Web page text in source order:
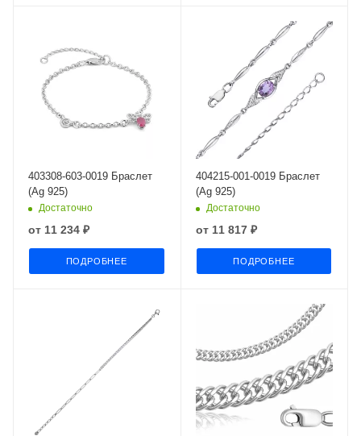
403308-603-0019 Браслет
(Ag 925)
Достаточно
от 11 234 ₽
ПОДРОБНЕЕ
404215-001-0019 Браслет
(Ag 925)
Достаточно
от 11 817 ₽
ПОДРОБНЕЕ